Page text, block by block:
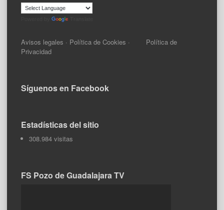
Avisos legales · Política de Cookies · Política de
Privacidad
Síguenos en Facebook
Estadísticas del sitio
308.984 visitas
FS Pozo de Guadalajara TV